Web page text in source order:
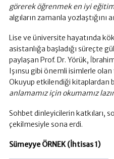
görerek öğrenmek en iyi
algıların zamanla yozlaştığını
Lise ve üniversite hayatında
asistanlığa başladığı süreçte
paylaşan Prof. Dr. Yörük,
Işınsu gibi önemli isimlerle
Okuyup etkilendiği kitaplardan
anlamamız için okumamız
Sohbet dinleyicilerin katkıları,
çekilmesiyle sona erdi.
Sümeyye ÖRNEK (İhtisas 1)